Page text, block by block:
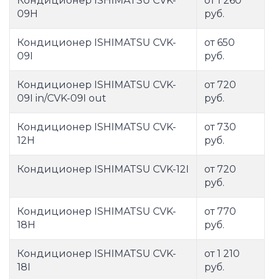
09H
руб.
Кондиционер ISHIMATSU CVK-
09I
от 650
руб.
Кондиционер ISHIMATSU CVK-
09I in/CVK-09I out
от 720
руб.
Кондиционер ISHIMATSU CVK-
12H
от 730
руб.
Кондиционер ISHIMATSU CVK-12I
от 720
руб.
Кондиционер ISHIMATSU CVK-
18H
от 770
руб.
Кондиционер ISHIMATSU CVK-
18I
от 1 210
руб.